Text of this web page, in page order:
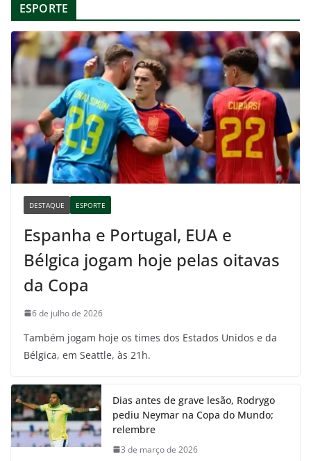
ESPORTE
DESTAQUE ESPORTE
Espanha e Portugal, EUA e
Bélgica jogam hoje pelas oitavas
da Copa
6 de julho de 2026
Também jogam hoje os times dos Estados Unidos e da
Bélgica, em Seattle, às 21h.
Dias antes de grave lesão, Rodrygo
pediu Neymar na Copa do Mundo;
relembre
3 de março de 2026